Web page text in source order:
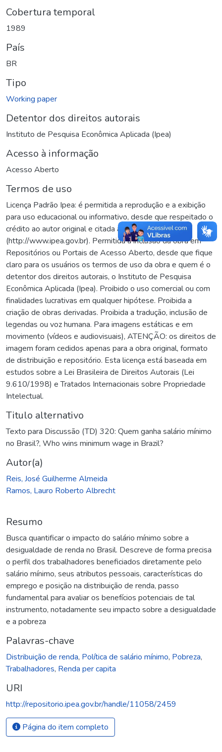
Cobertura temporal
1989
País
BR
Tipo
Working paper
Detentor dos direitos autorais
Instituto de Pesquisa Econômica Aplicada (Ipea)
Acesso à informação
Acesso Aberto
Termos de uso
Licença Padrão Ipea: é permitida a reprodução e a exibição
para uso educacional ou informativo, desde que respeitado o
crédito ao autor original e citada a fonte
(http://www.ipea.gov.br). Permitida a inclusão da obra em
Repositórios ou Portais de Acesso Aberto, desde que fique
claro para os usuários os termos de uso da obra e quem é o
detentor dos direitos autorais, o Instituto de Pesquisa
Econômica Aplicada (Ipea). Proibido o uso comercial ou com
finalidades lucrativas em qualquer hipótese. Proibida a
criação de obras derivadas. Proibida a tradução, inclusão de
legendas ou voz humana. Para imagens estáticas e em
movimento (vídeos e audiovisuais), ATENÇÃO: os direitos de
imagem foram cedidos apenas para a obra original, formato
de distribuição e repositório. Esta licença está baseada em
estudos sobre a Lei Brasileira de Direitos Autorais (Lei
9.610/1998) e Tratados Internacionais sobre Propriedade
Intelectual.
Titulo alternativo
Texto para Discussão (TD) 320: Quem ganha salário mínimo
no Brasil?, Who wins minimum wage in Brazil?
Autor(a)
Reis, José Guilherme Almeida
Ramos, Lauro Roberto Albrecht
Resumo
Busca quantificar o impacto do salário mínimo sobre a
desigualdade de renda no Brasil. Descreve de forma precisa
o perfil dos trabalhadores beneficiados diretamente pelo
salário mínimo, seus atributos pessoais, características do
emprego e posição na distribuição de renda, passo
fundamental para avaliar os benefícios potenciais de tal
instrumento, notadamente seu impacto sobre a desigualdade
e a pobreza
Palavras-chave
Distribuição de renda, Política de salário mínimo, Pobreza,
Trabalhadores, Renda per capita
URI
http://repositorio.ipea.gov.br/handle/11058/2459
Página do item completo